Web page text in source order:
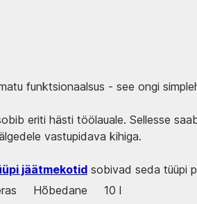
funktsionaalsus - see ongi
eriti hästi töölauale. Sellesse
vastupidava kihiga.
jäätmekotid sobivad seda tüüpi
Hõbedane 10 l